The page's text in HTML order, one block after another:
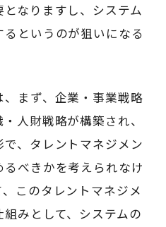
なりますし、システム
というのが狙いになる
まず、企業・事業戦略
人財戦略が構築され、
、タレントマネジメン
べきかを考えられなけ
このタレントマネジメ
みとして、システムの